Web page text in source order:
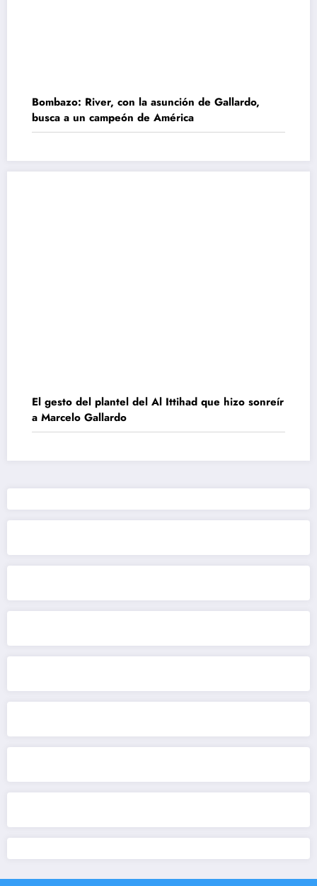
Bombazo: River, con la asunción de Gallardo,
busca a un campeón de América
El gesto del plantel del Al Ittihad que hizo sonreír
a Marcelo Gallardo